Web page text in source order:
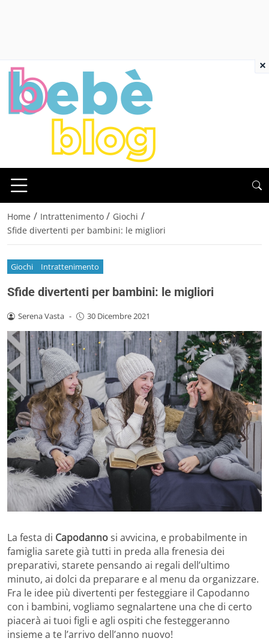
Home / Intrattenimento / Giochi /
Sfide divertenti per bambini: le migliori
Giochi Intrattenimento
Sfide divertenti per bambini: le migliori
Serena Vasta - 30 Dicembre 2021
La festa di Capodannosi avvicina, e probabilmente in
famiglia sarete già tutti in preda alla frenesia dei
preparativi, starete pensando ai regali dell’ultimo
minuto, ai dolci da preparare e al menu da organizzare.
Fra le idee più divertenti per festeggiare il Capodanno
con i bambini, vogliamo segnalartene una che di certo
piacerà ai tuoi figli e agli ospiti che festeggeranno
insieme a te l’arrivo dell’anno nuovo!
×